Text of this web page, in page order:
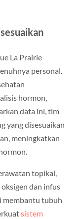
La Prairie
personal.
hormon,
data ini, tim
yang disesuaikan
meningkatkan
topikal,
dan infus
membantu tubuh
sistem